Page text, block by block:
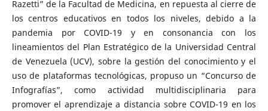
Razetti” de la Facultad de Medicina, en repuesta al cierre de
los centros educativos en todos los niveles, debido a la
pandemia por COVID-19 y en consonancia con los
lineamientos del Plan Estratégico de la Universidad Central
de Venezuela (UCV), sobre la gestión del conocimiento y el
uso de plataformas tecnológicas, propuso un “Concurso de
Infografías”, como actividad multidisciplinaria para
promover el aprendizaje a distancia sobre COVID-19 en los